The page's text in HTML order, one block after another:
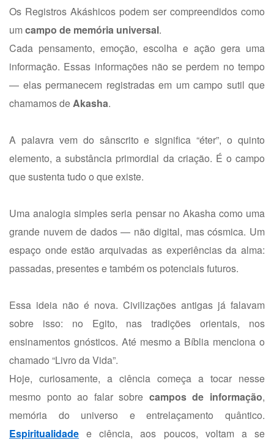
Os Registros Akáshicos podem ser compreendidos como
umcampo de memória universal.
Cada pensamento, emoção, escolha e ação gera uma
informação. Essas informações não se perdem no tempo
— elas permanecem registradas em um campo sutil que
chamamos de Akasha.
A palavra vem do sânscrito e significa “éter”, o quinto
elemento, a substância primordial da criação. É o campo
que sustenta tudo o que existe.
Uma analogia simples seria pensar no Akasha como uma
grande nuvem de dados — não digital, mas cósmica. Um
espaço onde estão arquivadas as experiências da alma:
passadas, presentes e também os potenciais futuros.
Essa ideia não é nova. Civilizações antigas já falavam
sobre isso: no Egito, nas tradições orientais, nos
ensinamentos gnósticos. Até mesmo a Bíblia menciona o
chamado “Livro da Vida”.
Hoje, curiosamente, a ciência começa a tocar nesse
mesmo ponto ao falar sobre campos de informação,
memória do universo e entrelaçamento quântico.
Espiritualidade e ciência, aos poucos, voltam a se